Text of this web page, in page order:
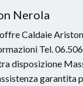
Nerola
Caldaie
Tel.
disposizione
garantita